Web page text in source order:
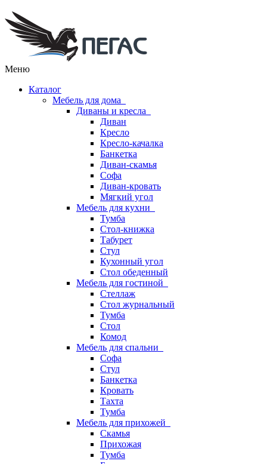
Меню
Каталог
Мебель для дома
Диваны и кресла
Диван
Кресло
Кресло-качалка
Банкетка
Диван-скамья
Софа
Диван-кровать
Мягкий угол
Мебель для кухни
Тумба
Стол-книжка
Табурет
Стул
Кухонный угол
Стол обеденный
Мебель для гостиной
Стеллаж
Стол журнальный
Тумба
Стол
Комод
Мебель для спальни
Софа
Стул
Банкетка
Кровать
Тахта
Тумба
Мебель для прихожей
Скамья
Прихожая
Тумба